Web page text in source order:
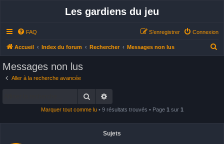
Les gardiens du jeu
FAQ Connexion
S’enregistrer
Accueil Index du forum Rechercher Messages non lus
Messages non lus
Aller à la recherche avancée
Rechercher
Marquer tout comme lu• 9 résultats trouvés • Page 1 sur 1
Sujets